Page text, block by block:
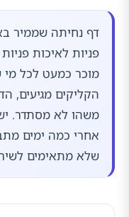
דף נחיתה שממיר
פניות לאיכות
מוכר כמעט לכל מי
הקליקים מגיעים,
משהו לא מסתדר.
אחרי כמה ימים
שלא מתאימים